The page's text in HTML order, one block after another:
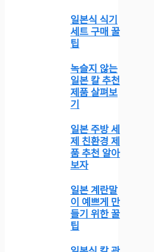
일본식 식기
세트 구매 꿀
팁
녹슬지 않는
일본 칼 추천
제품 살펴보
기
일본 주방 세
제 친환경 제
품 추천 알아
보자
일본 계란말
이 예쁘게 만
들기 위한 꿀
팁